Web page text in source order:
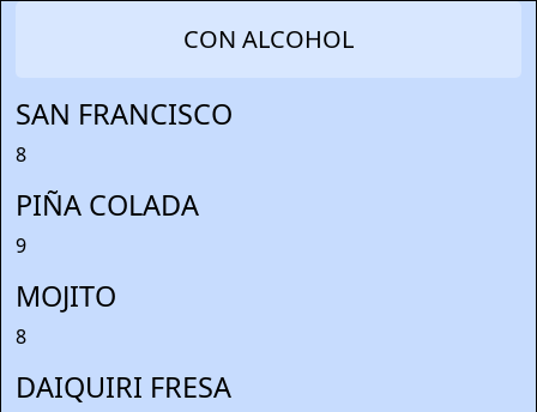
CON ALCOHOL
SAN FRANCISCO
8
PIÑA COLADA
9
MOJITO
8
DAIQUIRI FRESA